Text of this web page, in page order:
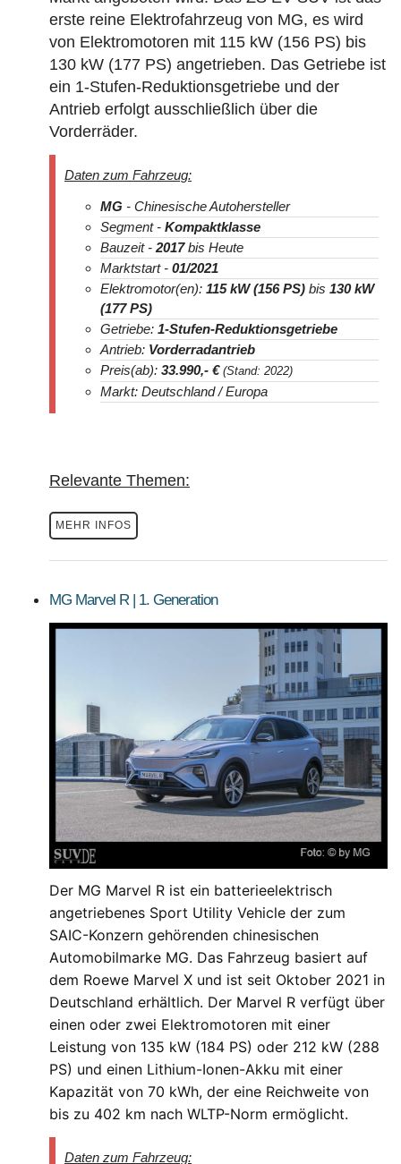
erste reine Elektrofahrzeug von MG, es wird
von Elektromotoren mit 115 kW (156 PS) bis
130 kW (177 PS) angetrieben. Das Getriebe ist
ein 1-Stufen-Reduktionsgetriebe und der
Antrieb erfolgt ausschließlich über die
Vorderräder.
Daten zum Fahrzeug:
MG - Chinesische Autohersteller
Segment - Kompaktklasse
Bauzeit - 2017bis Heute
Marktstart - 01/2021
Elektromotor(en): 115 kW (156 PS) bis 130 kW
(177 PS)
Getriebe: 1-Stufen-Reduktionsgetriebe
Antrieb: Vorderradantrieb
Preis(ab): 33.990,- € (Stand: 2022)
Markt: Deutschland / Europa
Relevante Themen:
MEHR INFOS
MG Marvel R | 1. Generation
Der MG Marvel R ist ein batterieelektrisch
angetriebenes Sport Utility Vehicle der zum
SAIC-Konzern gehörenden chinesischen
Automobilmarke MG. Das Fahrzeug basiert auf
dem Roewe Marvel X und ist seit Oktober 2021 in
Deutschland erhältlich. Der Marvel R verfügt über
einen oder zwei Elektromotoren mit einer
Leistung von 135 kW (184 PS) oder 212 kW (288
PS) und einen Lithium-Ionen-Akku mit einer
Kapazität von 70 kWh, der eine Reichweite von
bis zu 402 km nach WLTP-Norm ermöglicht.
Daten zum Fahrzeug: